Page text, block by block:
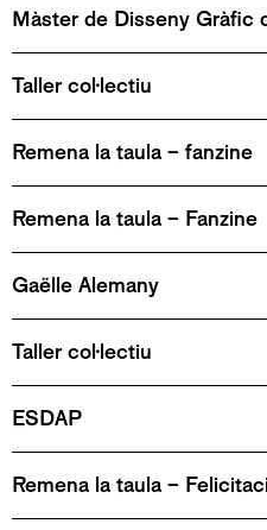
Màster de Disseny Gràfic
Taller col·lectiu
Remena la taula – fanzine
Remena la taula – Fanzine
Gaëlle Alemany
Taller col·lectiu
ESDAP
Remena la taula –